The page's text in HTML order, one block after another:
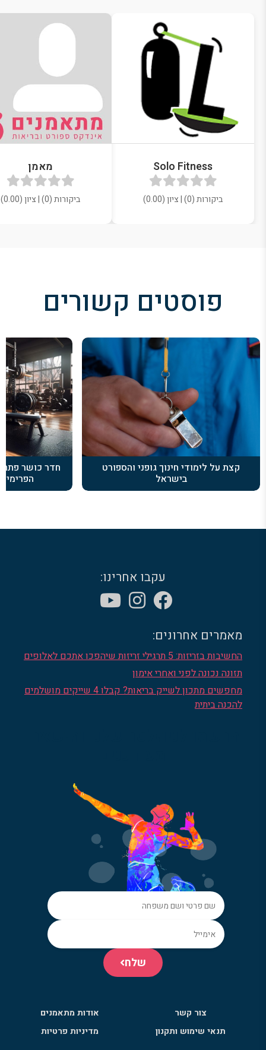
Solo Fitness
ביקורות (0) | ציון (0.00)
מאמן
ביקורות (0) | ציון (0.00)
פוסטים קשורים
קצת על לימודי חינוך גופני והספורט
בישראל
חדר כושר פתח
עקבו אחרינו:
מאמרים אחרונים:
החשיבות בזריזות: 5 תרגילי זריזות שיהפכו אתכם לאלופים
תזונה נכונה לפני ואחרי אימון
מחפשים מתכון לשייק בריאות? קבלו 4 שייקים מושלמים
להכנה ביתית
שלח
צור קשר
אודות מתאמנים
תנאי שימוש ותקנון
מדיניות פרטיות